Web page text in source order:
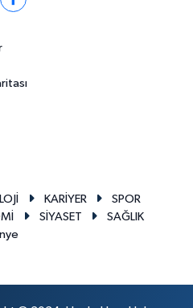
KARİYER
SPOR
SİYASET
SAĞLIK